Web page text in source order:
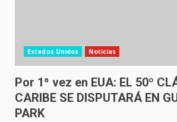
Estados Unidos Noticias
Por 1ª vez en EUA: EL 50º
CARIBE SE DISPUTARÁ EN
PARK